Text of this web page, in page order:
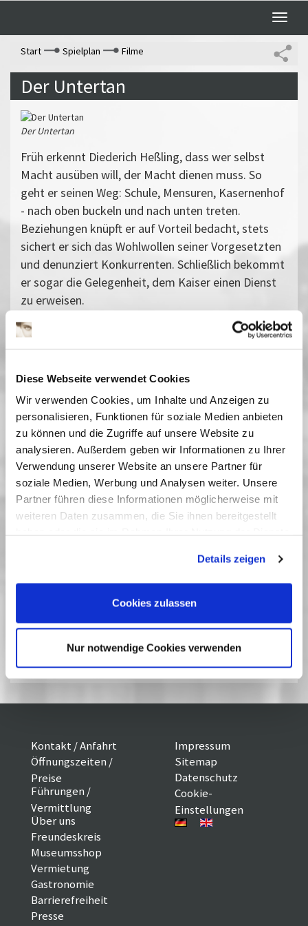
Diese Webseite verwendet Cookies
Wir verwenden Cookies, um Inhalte und Anzeigen zu
personalisieren, Funktionen für soziale Medien anbieten
zu können und die Zugriffe auf unsere Website zu
analysieren. Außerdem geben wir Informationen zu Ihrer
Verwendung unserer Website an unsere Partner für
soziale Medien, Werbung und Analysen weiter. Unsere
Partner führen diese Informationen möglicherweise mit
weiteren Daten zusammen, die Sie ihnen bereitgestellt
Cookies, wenn Sie unsere Webseite weiterhin nutzen.
Details zeigen
Cookies zulassen
Nur notwendige Cookies verwenden
Toggle
Start
Spielplan Filme
Der Untertan
Der Untertan
Früh erkennt Diederich Heßling, dass wer selbst
Macht ausüben will, der Macht dienen muss. So
geht er seinen Weg: Schule, Mensuren, Kasernenhof
- nach oben buckeln und nach unten treten.
Beziehungen knüpft er auf Vorteil bedacht, stets
sichert er sich das Wohlwollen seiner Vorgesetzten
und denunziert Konkurrenten. Schließlich bekommt
er sogar die Gelegenheit, dem Kaiser einen Dienst
zu erweisen.
Wolfgang Staudtes satirischer Film ist, wie die
literarische Vorlage von Heinrich Mann, eine
»Geist von Potsdam« galt. Getragen von einem
bis heute als eine der besten Literaturverfilmungen
des deutschen Kinos.
Vergangene Vorstellungen
18 September 2020| 19:00
der Brandenburger Straße in Potsdams Zentrum ein »Boulevard
des Films« geschaffen. Auf Granitplatten werden 50
Studios entstanden sind, gewürdigt. Im Rahmen der
Präsentationen zum Tag der Deutschen Einheit ist schon vorher
eine Auswahl der Filme in den Potsdamer Kinos zu sehen. Der
Eintritt ist frei.Gefördert durch die Landeshauptstadt Potsdam.
Kontakt / Anfahrt
Öffnungszeiten /
Preise
Führungen /
Vermittlung
Über uns
Freundeskreis
Museumsshop
Vermietung
Gastronomie
Barrierefreiheit
Presse
Impressum
Sitemap
Datenschutz
Cookie-
Einstellungen